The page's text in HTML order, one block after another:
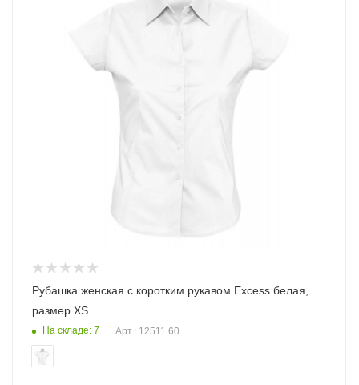
Рубашка женская с коротким рукавом Excess белая,
размер XS
На складе: 7 Арт.: 12511.60